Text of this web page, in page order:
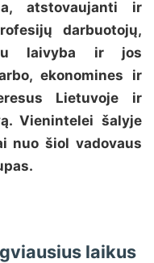
atstovaujanti ir
darbuotojų,
laivyba ir jos
ekonomines ir
Lietuvoje ir
Vienintelei šalyje
nuo šiol vadovaus
laikus